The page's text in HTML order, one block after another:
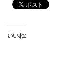
いいね: